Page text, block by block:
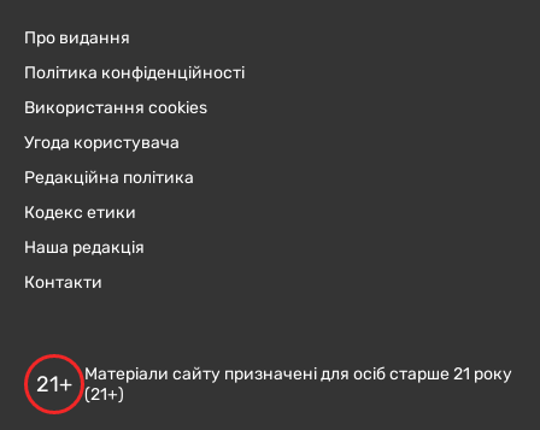
Про видання
Політика конфіденційності
Використання cookies
Угода користувача
Редакційна політика
Кодекс етики
Наша редакція
Контакти
21+
Матеріали сайту призначені для осіб старше 21 року
(21+)